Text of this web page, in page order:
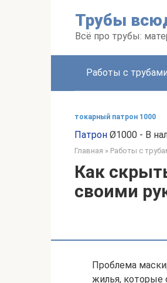
Трубы
Всё про трубы:
Работы с трубами
токарный патрон 1000
Патрон Ø1000 - В
Главная » Работы с
Как
своими
Проблема
жилья, которые